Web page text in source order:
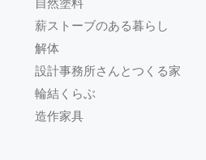
自然塗料
薪ストーブのある暮らし
解体
設計事務所さんとつくる家
輪結くらぶ
造作家具